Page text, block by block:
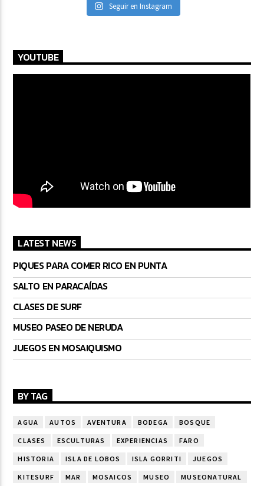
Seguir en Instagram
YOUTUBE
LATEST NEWS
PIQUES PARA COMER RICO EN PUNTA
SALTO EN PARACAÍDAS
CLASES DE SURF
MUSEO PASEO DE NERUDA
JUEGOS EN MOSAIQUISMO
BY TAG
AGUA AUTOS AVENTURA BODEGA BOSQUE
CLASES ESCULTURAS EXPERIENCIAS FARO
HISTORIA ISLA DE LOBOS ISLA GORRITI JUEGOS
KITESURF MAR MOSAICOS MUSEO MUSEONATURAL